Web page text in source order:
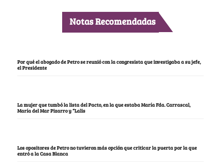
Notas Recomendadas
Por qué el abogado de Petro se reunió con la congresista que investigaba a su jefe,
el Presidente
La mujer que tumbó la lista del Pacto, en la que estaba María Fda. Carrascal,
María del Mar Pizarro y “Lalis
Los opositores de Petro no tuvieron más opción que criticar la puerta por la que
entró a la Casa Blanca